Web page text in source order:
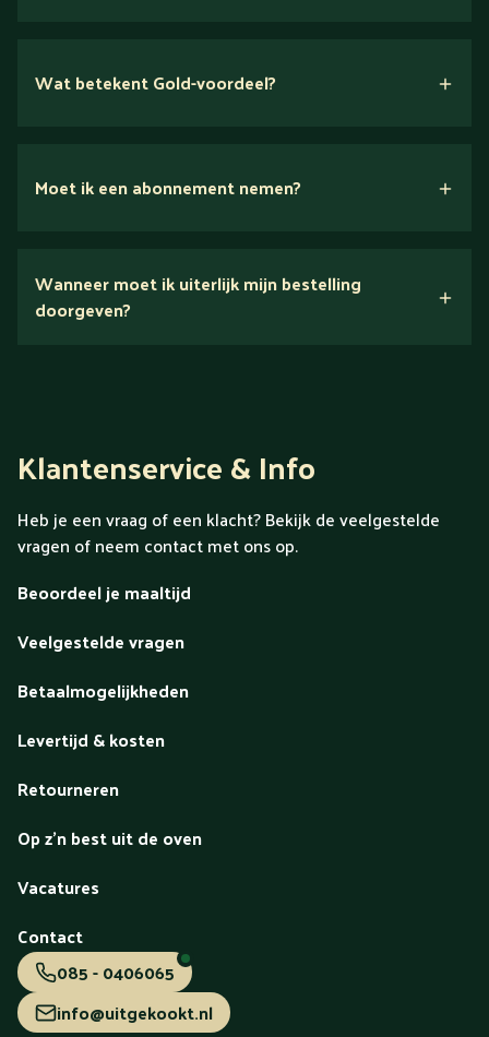
Wat betekent Gold-voordeel?
Ontdek alles over Gold
Moet ik een abonnement nemen?
Wanneer moet ik uiterlijk mijn bestelling
doorgeven?
Klantenservice & Info
Heb je een vraag of een klacht? Bekijk de veelgestelde
vragen of neem contact met ons op.
Beoordeel je maaltijd
Veelgestelde vragen
Betaalmogelijkheden
Levertijd & kosten
Retourneren
Op z'n best uit de oven
Vacatures
Contact
085 - 0406065
info@uitgekookt.nl